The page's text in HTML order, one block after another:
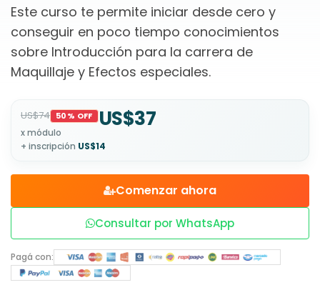
Este curso te permite iniciar desde cero y
conseguir en poco tiempo conocimientos
sobre Introducción para la carrera de
Maquillaje y Efectos especiales.
US$74 50% OFF US$37
x módulo
+ inscripción US$14
Comenzar ahora
Consultar por WhatsApp
Pagá con: